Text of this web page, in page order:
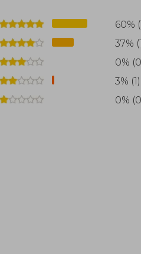
y situaciones
a varios idiomas y han
para los amantes del
románticas y en su
con los lectores. Su
y tramas que
y divertida.
60%
37%
0%
3% (1)
0%